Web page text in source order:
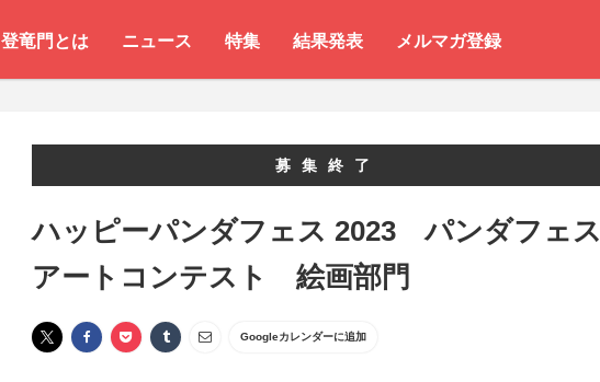
登竜門とは ニュース 特集 結果発表 メルマガ登録
募集終了
ハッピーパンダフェス 2023 パンダフェス
アートコンテスト 絵画部門
Googleカレンダーに追加